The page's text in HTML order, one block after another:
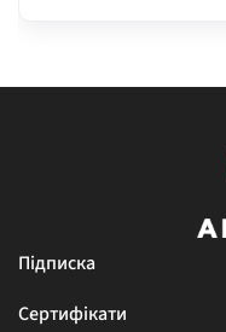
Підписка
Сертифікати